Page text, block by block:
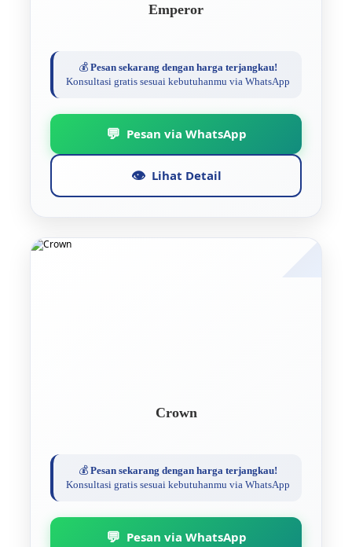
Emperor
💰 Pesan sekarang dengan harga terjangkau!
Konsultasi gratis sesuai kebutuhanmu via WhatsApp
💬 Pesan via WhatsApp
👁️ Lihat Detail
Crown
💰 Pesan sekarang dengan harga terjangkau!
Konsultasi gratis sesuai kebutuhanmu via WhatsApp
💬 Pesan via WhatsApp